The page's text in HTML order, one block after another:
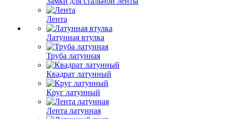
Лента
Латунная втулка
Труба латунная
Квадрат латунный
Круг латунный
Лента латунная